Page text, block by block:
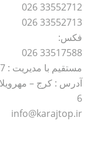
33552712 026
33552713 026
فکس:
33517588 026
مستقیم با مدیریت : 09122623677
آدرس : کرج – مهرویلا
6
info@karajtop.ir